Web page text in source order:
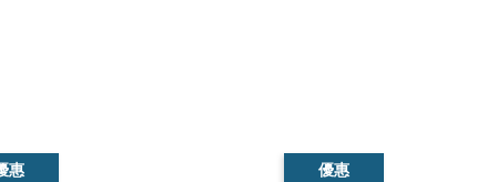
惠 優惠